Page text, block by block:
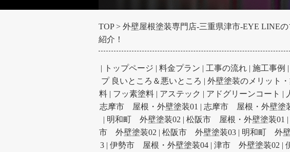
TOP 外壁屋根塗装専門店-三重県津市-EYE LINE
紹介！
| トップページ | 料金プラン | 工事の流れ| 施工事例 |
プ 良いところ＆悪いところ | 外壁塗装のメリット
料| フッ素塗料| アステック | アドグリーンコート |
志摩市 屋根・外壁塗装01 | 志摩市 屋根・外壁塗
| 明和町 外壁塗装02 | 松阪市 屋根・外壁塗装01 |
市 外壁塗装02 | 松阪市 外壁塗装03| 明和町 外
3 | 伊勢市 屋根・外壁塗装04 | 津市 外壁塗装02 |